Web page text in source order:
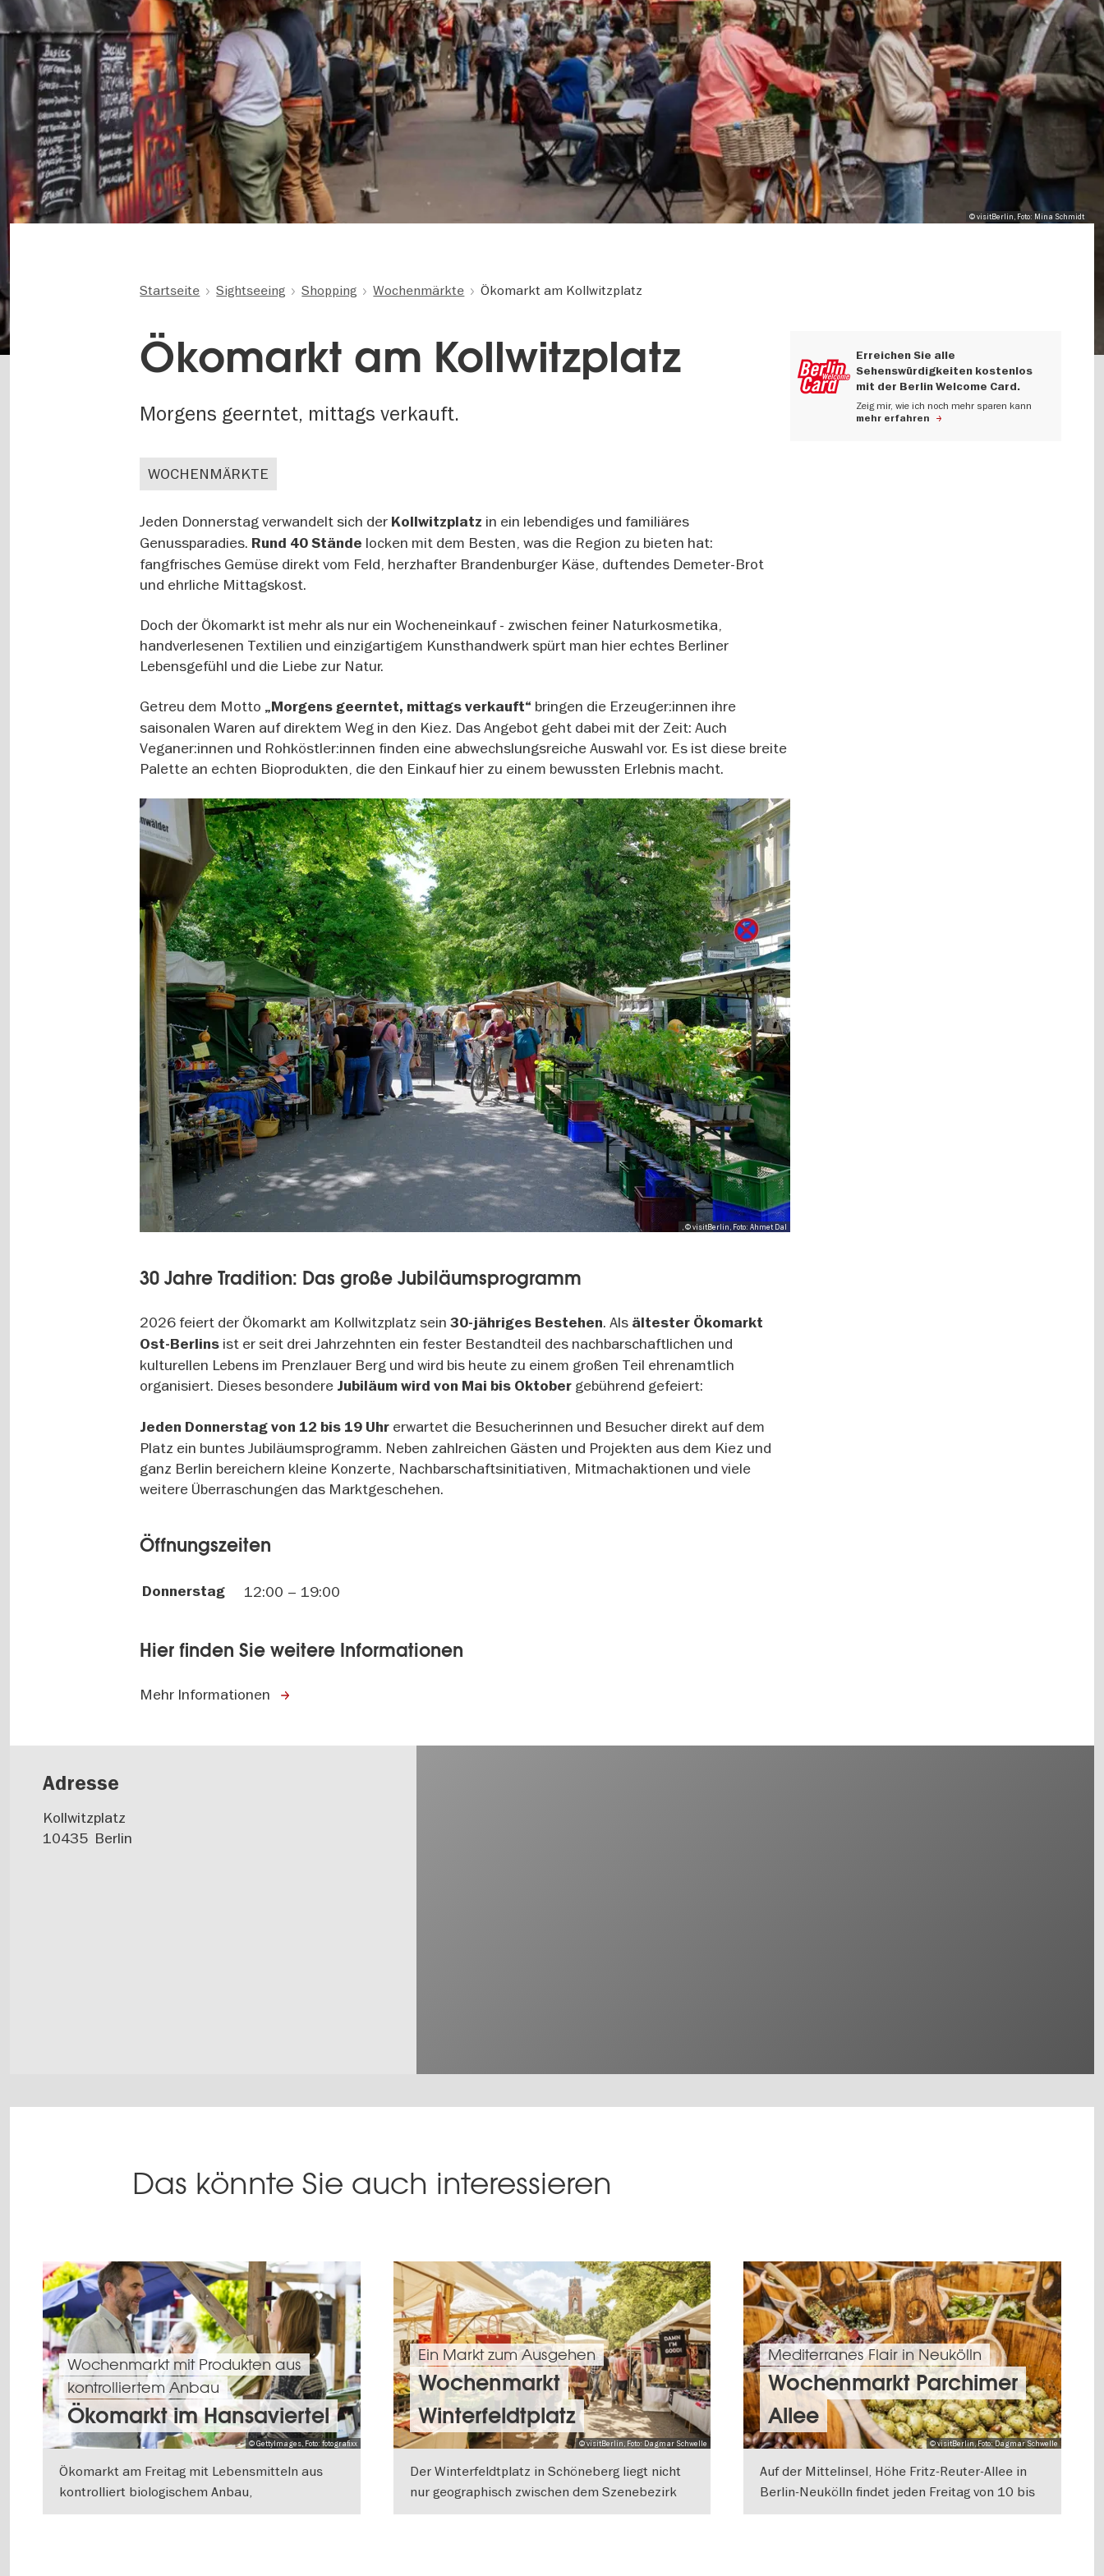
© visitBerlin, Foto: Mina Schmidt
Startseite Sightseeing Shopping Wochenmärkte Ökomarkt am Kollwitzplatz
Ökomarkt am Kollwitzplatz
Morgens geerntet, mittags verkauft.
Erreichen Sie alle
Sehenswürdigkeiten kostenlos
mit der Berlin Welcome Card.
Zeig mir, wie ich noch mehr sparen kann
mehr erfahren
WOCHENMÄRKTE
Jeden Donnerstag verwandelt sich der Kollwitzplatz in ein lebendiges und familiäres
Genussparadies. Rund 40 Stände locken mit dem Besten, was die Region zu bieten hat:
fangfrisches Gemüse direkt vom Feld, herzhafter Brandenburger Käse, duftendes Demeter-Brot
und ehrliche Mittagskost.
Doch der Ökomarkt ist mehr als nur ein Wocheneinkauf - zwischen feiner Naturkosmetika,
handverlesenen Textilien und einzigartigem Kunsthandwerk spürt man hier echtes Berliner
Lebensgefühl und die Liebe zur Natur.
Getreu dem Motto „Morgens geerntet, mittags verkauft“ bringen die Erzeuger:innen ihre
saisonalen Waren auf direktem Weg in den Kiez. Das Angebot geht dabei mit der Zeit: Auch
Veganer:innen und Rohköstler:innen finden eine abwechslungsreiche Auswahl vor. Es ist diese breite
Palette an echten Bioprodukten, die den Einkauf hier zu einem bewussten Erlebnis macht.
, © visitBerlin, Foto: Ahmet Dal
30 Jahre Tradition: Das große Jubiläumsprogramm
2026 feiert der Ökomarkt am Kollwitzplatz sein30-jähriges Bestehen. Als ältester Ökomarkt
Ost-Berlins ist er seit drei Jahrzehnten ein fester Bestandteil des nachbarschaftlichen und
kulturellen Lebens im Prenzlauer Berg und wird bis heute zu einem großen Teil ehrenamtlich
organisiert. Dieses besondere Jubiläum wird von Mai bis Oktober gebührend gefeiert:
Jeden Donnerstag von 12 bis 19 Uhr erwartet die Besucherinnen und Besucher direkt auf dem
Platz ein buntes Jubiläumsprogramm. Neben zahlreichen Gästen und Projekten aus dem Kiez und
ganz Berlin bereichern kleine Konzerte, Nachbarschaftsinitiativen, Mitmachaktionen und viele
weitere Überraschungen das Marktgeschehen.
Öffnungszeiten
Donnerstag 12:00 – 19:00
Hier finden Sie weitere Informationen
Mehr Informationen
Adresse
Kollwitzplatz
10435 Berlin
Das könnte Sie auch interessieren
© GettyImages, Foto: fotografixx
Wochenmarkt mit Produkten aus
kontrolliertem Anbau
Ökomarkt im Hansaviertel
Ökomarkt am Freitag mit Lebensmitteln aus
kontrolliert biologischem Anbau,
Naturkosmetik, Kleidung und anderen Produkt
© visitBerlin, Foto: Dagmar Schwelle
Ein Markt zum Ausgehen
Wochenmarkt
Winterfeldtplatz
Der Winterfeldtplatz in Schöneberg liegt nicht
nur geographisch zwischen dem Szenebezirk
Kreuzberg und dem bürgerlichen Wilmersdorf.
© visitBerlin, Foto: Dagmar Schwelle
Mediterranes Flair in Neukölln
Wochenmarkt Parchimer
Allee
Auf der Mittelinsel, Höhe Fritz-Reuter-Allee in
Berlin-Neukölln findet jeden Freitag von 10 bis
18 Uhr ein Wochenmarkt mit vielfältigem